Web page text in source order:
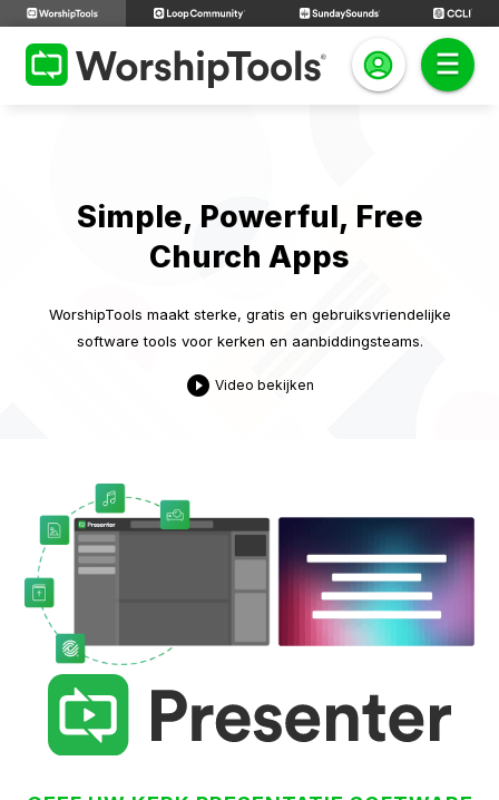
Simple, Powerful, Free
Church Apps
WorshipTools maakt sterke, gratis en gebruiksvriendelijke
software tools voor kerken en aanbiddingsteams.
play_circle_filled Video bekijken